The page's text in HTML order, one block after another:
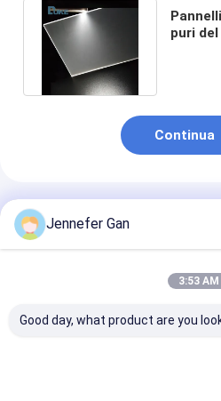
puri
Continua
Prodotti Raccomandati
Jennefer Gan
3:53 AM
Good day, what product are you